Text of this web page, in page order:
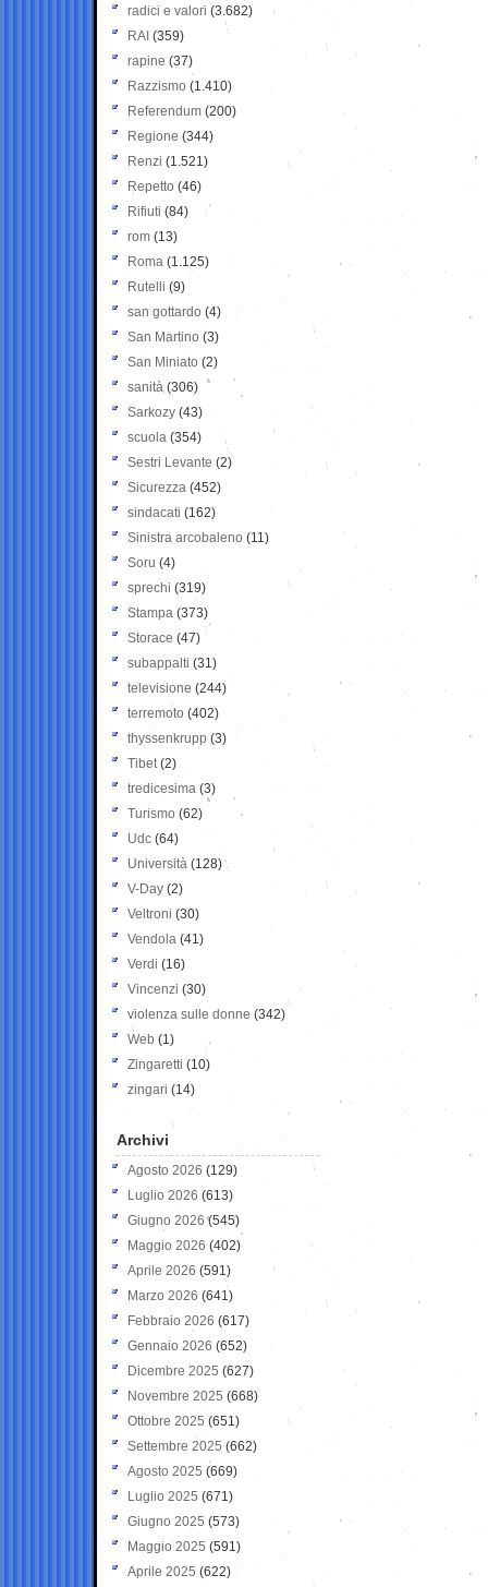
radici e valori (3.682)
RAI (359)
rapine (37)
Razzismo (1.410)
Referendum (200)
Regione (344)
Renzi (1.521)
Repetto (46)
Rifiuti (84)
rom (13)
Roma (1.125)
Rutelli (9)
san gottardo (4)
San Martino (3)
San Miniato (2)
sanità (306)
Sarkozy (43)
scuola (354)
Sestri Levante (2)
Sicurezza (452)
sindacati (162)
Sinistra arcobaleno (11)
Soru (4)
sprechi (319)
Stampa (373)
Storace (47)
subappalti (31)
televisione(244)
terremoto (402)
thyssenkrupp (3)
Tibet(2)
tredicesima (3)
Turismo (62)
Udc (64)
Università (128)
V-Day (2)
Veltroni (30)
Vendola (41)
Verdi (16)
Vincenzi (30)
violenza sulle donne (342)
Web (1)
Zingaretti (10)
zingari (14)
Archivi
Agosto 2026 (129)
Luglio 2026 (613)
Giugno 2026 (545)
Maggio 2026 (402)
Aprile 2026 (591)
Marzo 2026 (641)
Febbraio 2026 (617)
Gennaio 2026 (652)
Dicembre 2025 (627)
Novembre 2025 (668)
Ottobre 2025 (651)
Settembre 2025 (662)
Agosto 2025 (669)
Luglio 2025 (671)
Giugno 2025 (573)
Maggio 2025 (591)
Aprile 2025 (622)